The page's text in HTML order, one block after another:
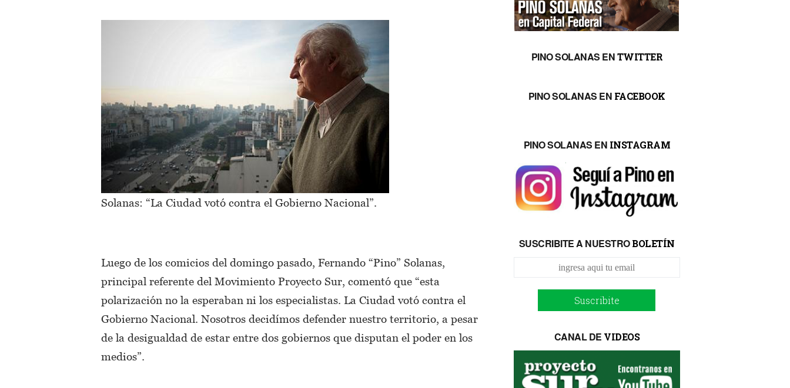
Solanas: “La Ciudad votó contra el Gobierno Nacional”.
Luego de los comicios del domingo pasado, Fernando “Pino” Solanas,
principal referente del Movimiento Proyecto Sur, comentó que “esta
polarización no la esperaban ni los especialistas. La Ciudad votó contra el
Gobierno Nacional. Nosotros decidímos defender nuestro territorio, a pesar
de la desigualdad de estar entre dos gobiernos que disputan el poder en los
medios”.
PINO SOLANAS ENTWITTER
PINO SOLANAS EN FACEBOOK
PINO SOLANAS EN INSTAGRAM
SUSCRIBITE A NUESTROBOLETÍN
Suscribite
CANAL DE VIDEOS